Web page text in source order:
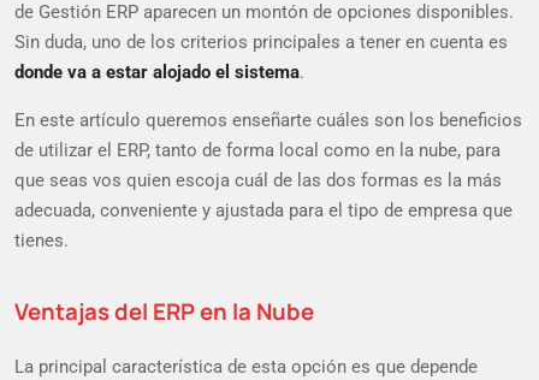
de Gestión ERP aparecen un montón de opciones disponibles.
Sin duda, uno de los criterios principales a tener en cuenta es
donde va a estar alojado el sistema.
En este artículo queremos enseñarte cuáles son los beneficios
de utilizar el ERP, tanto de forma local como en la nube, para
que seas vos quien escoja cuál de las dos formas es la más
adecuada, conveniente y ajustada para el tipo de empresa que
tienes.
Ventajas del ERP en la Nube
La principal característica de esta opción es que depende